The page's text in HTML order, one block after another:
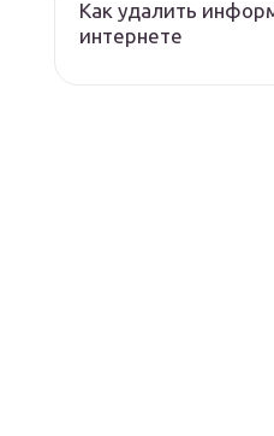
Как удалить
интернете